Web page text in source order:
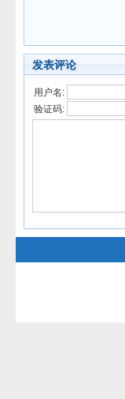
发表评论
用户名:
验证码: